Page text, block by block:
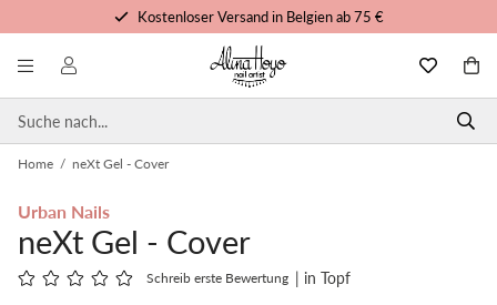
Kostenloser Versand in Belgien ab 75 €
Kostenlose Schulungen und Tutorials
Vor 15 Uhr bestellt, noch heute versandt
Home / neXt Gel - Cover
Urban Nails
neXt Gel - Cover
Schreib erste Bewertung | in Topf